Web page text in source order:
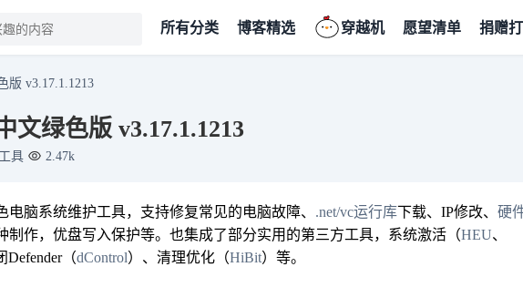
所有分类 博客精选 穿越机 愿望清单 捐赠
版 v3.17.1.1213
文绿色版 v3.17.1.1213
具 2.47k
脑系统维护工具，支持修复常见的电脑故障、 .net/vc运行库下载、IP修改、 硬
制作，优盘写入保护等。也集成了部分实用的第三方工具，系统激活（HEU、
Defender（dControl）、清理优化（HiBit）等。